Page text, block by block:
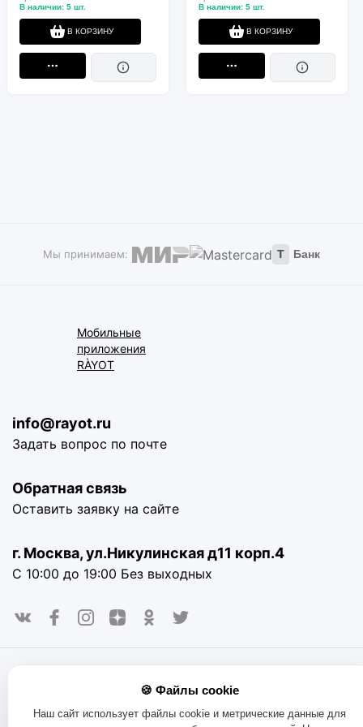
В наличии: 5 шт.
В КОРЗИНУ
компл. 2шт.
В наличии: 5 шт.
В КОРЗИНУ
Мы принимаем: Т Банк
Мобильные
приложения
RÀYOT
info@rayot.ru
Задать вопрос по почте
Обратная связь
Оставить заявку на сайте
г. Москва, ул.Никулинская д11 корп.4
С 10:00 до 19:00 Без выходных
использует куки-файлы и другие технологии, чтобы помочь
вам в навигации, а также предоставить лучший
пользовательский опыт, анализировать использование
🍪 Файлы cookie
Наш сайт использует файлы cookie и метрические данные для